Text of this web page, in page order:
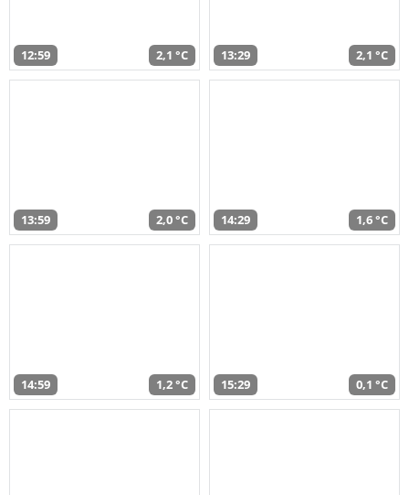
12:59 2,1 °C 13:29 2,1 °C
13:59 2,0 °C 14:29 1,6 °C
14:59 1,2 °C 15:29 0,1 °C